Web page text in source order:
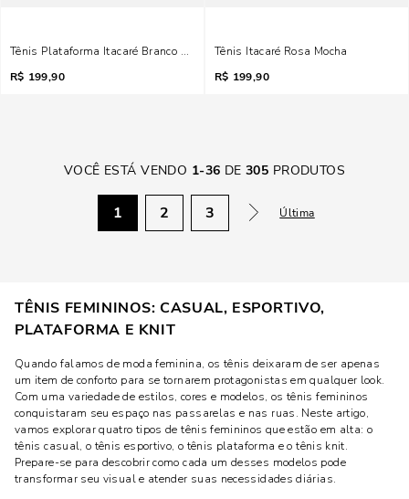
Tênis Plataforma Itacaré Branco E Metalizado
R$ 199,90
Tênis Itacaré Rosa Mocha
R$ 199,90
VOCÊ ESTÁ VENDO 1-36 DE305 PRODUTOS
1 2 3 Última
TÊNIS FEMININOS: CASUAL, ESPORTIVO,
PLATAFORMA E KNIT
Quando falamos de moda feminina, os tênis deixaram de ser apenas
um item de conforto para se tornarem protagonistas em qualquer look.
Com uma variedade de estilos, cores e modelos, os tênis femininos
conquistaram seu espaço nas passarelas e nas ruas. Neste artigo,
vamos explorar quatro tipos de tênis femininos que estão em alta: o
tênis casual, o tênis esportivo, o tênis plataforma e o tênis knit.
Prepare-se para descobrir como cada um desses modelos pode
transformar seu visual e atender suas necessidades diárias.